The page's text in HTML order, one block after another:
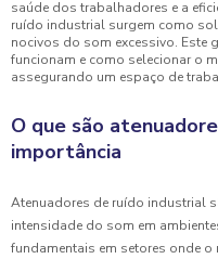
saúde dos trabalhadores e a
ruído industrial surgem como
nocivos do som excessivo.
funcionam e como selecionar o
assegurando um espaço de
O que são
importância
Atenuadores de ruído industrial
intensidade do som em
fundamentais em setores onde